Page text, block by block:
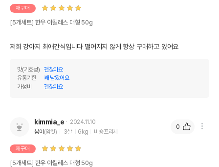
재구매
[5개세트] 한우 아킬레스 대형 50g
저희 강아지 최애간식입니다 떨어지지 않게 항상 구매하고 있어요
맛(기호성)
괜찮아요
유통기한
꽤 남았어요
가성비
괜찮아요
kimmia_e
2024.11.10
봄이(암컷) 3살 6kg 비숑프리제
재구매
[5개세트] 한우 아킬레스 대형 50g
0